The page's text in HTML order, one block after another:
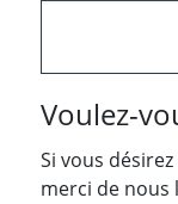
Voulez-
Si vous
merci de nous